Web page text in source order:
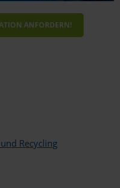
ANFORDERN!
Recycling